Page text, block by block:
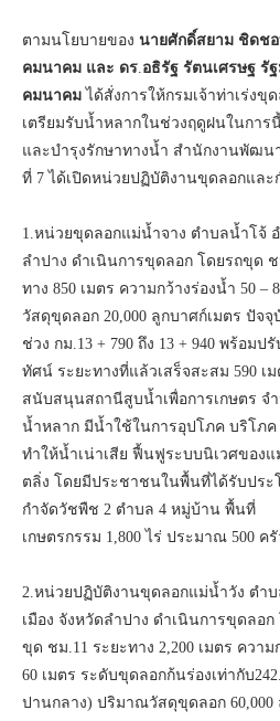
ตามนโยบายของ นายศักดิ์สยาม ชิดช
คมนาคม และ ดร.อธิรัฐ รัตนเศรษฐ รั
คมนาคม ได้สั่งการให้กรมเจ้าท่าเร่ง
เตรียมรับน้ำหลากในช่วงฤดูฝนในกา
และบำรุงรักษาทางน้ำ สำนักงานพัฒน
ที่ 7 ได้เปิดหน่วยปฏิบัติงานขุดลอกแล
1.หน่วยขุดลอกแม่น้ำจาง ตำบลน้ำโจ้
ลำปาง ดำเนินการขุดลอก โดยรถขุด ช
ทาง 850 เมตร ความกว้างร่องน้ำ 50
วัสดุขุดลอก 20,000 ลูกบาศก์เมตร ปัจ
ช่วง กม.13 + 790 ถึง 13 + 940 พร้อม
ทัศน์ ระยะทางที่แล้วเสร็จสะสม 590 เ
สนับสนุนสถานีสูบน้ำเพื่อการเกษตร จ
น้ำหลาก มีน้ำใช้ในการอุปโภค บริโภ
ทำให้น้ำเน่าเสีย ฟื้นฟูระบบนิเวศของแ
ตลิ่ง โดยมีประชาชนในพื้นที่ได้รับประ
กำจัดวัชพืช 2 ตำบล 4 หมู่บ้าน พื้นที่
เกษตรกรรม 1,800 ไร่ ประมาณ 500 ค
2.หน่วยปฏิบัติงานขุดลอกแม่น้ำวัง ตำ
เมือง จังหวัดลำปาง ดำเนินการขุดลอ
ขุด ชม.11 ระยะทาง 2,200 เมตร ความ
60 เมตร ระดับขุดลอกก้นร่องเท่ากับ
ปานกลาง) ปริมาณวัสดุขุดลอก